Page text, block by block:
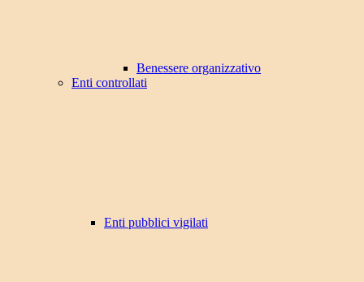
Benessere organizzativo
Enti controllati
Enti pubblici vigilati